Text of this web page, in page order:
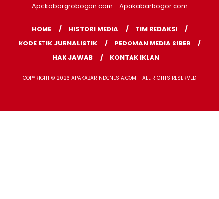
Apakabargrobogan.com
Apakabarbogor.com
HOME HISTORI MEDIA
TIM REDAKSI
KODE ETIK JURNALISTIK
PEDOMAN MEDIA SIBER
HAK JAWAB
KONTAK IKLAN
COPYRIGHT © 2026 APAKABARINDONESIA.COM - ALL RIGHTS RESERVED